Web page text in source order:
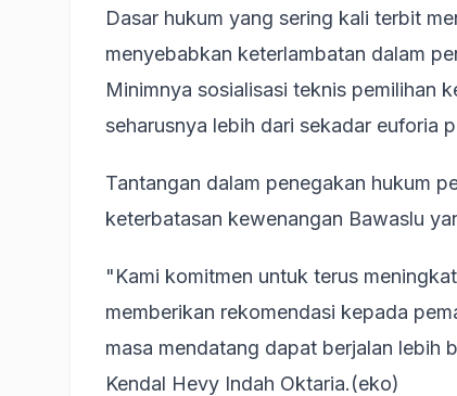
Dasar hukum yang sering kali terbit
menyebabkan keterlambatan dalam
Minimnya sosialisasi teknis pemilihan
seharusnya lebih dari sekadar euforia
Tantangan dalam penegakan hukum
keterbatasan kewenangan Bawaslu
"Kami komitmen untuk terus
memberikan rekomendasi kepada
masa mendatang dapat berjalan lebih
Kendal Hevy Indah Oktaria.(eko)